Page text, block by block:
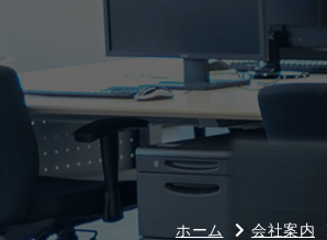
ホーム 会社案内